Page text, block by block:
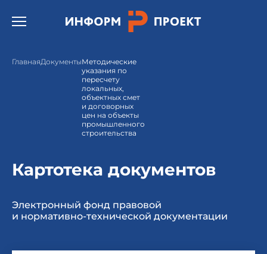
Открыть бургер меню.
ГлавнаяДокументыМетодические
указания по
пересчету
локальных,
объектных смет
и договорных
цен на объекты
промышленного
строительства
Картотека документов
Электронный фонд правовой
и нормативно-технической документации